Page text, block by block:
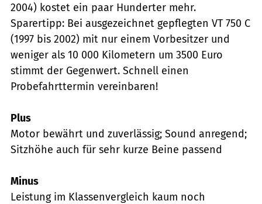
2004) kostet ein paar Hunderter mehr.
Sparertipp: Bei ausgezeichnet gepflegten VT 750 C
(1997 bis 2002) mit nur einem Vorbesitzer und
weniger als 10 000 Kilometern um 3500 Euro
stimmt der Gegenwert. Schnell einen
Probefahrttermin vereinbaren!
Plus
Motor bewährt und zuverlässig; Sound anregend;
Sitzhöhe auch für sehr kurze Beine passend
Minus
Leistung im Klassenvergleich kaum noch